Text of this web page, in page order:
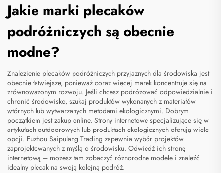
Jakie marki plecaków
podróżniczych są obecnie
modne?
Znalezienie plecaków podróżniczych przyjaznych dla środowiska jest
obecnie łatwiejsze, ponieważ coraz więcej marek koncentruje się na
zrównoważonym rozwoju. Jeśli chcesz podróżować odpowiedzialnie i
chronić środowisko, szukaj produktów wykonanych z materiałów
wtórnych lub wytwarzanych metodami ekologicznymi. Dobrym
początkiem jest zakup online. Strony internetowe specjalizujące się w
artykułach outdoorowych lub produktach ekologicznych oferują wiele
opcji. Fuzhou Saipulang Trading zapewnia wybór projektów
zaprojektowanych z myślą o środowisku. Odwiedź ich stronę
internetową – możesz tam zobaczyć różnorodne modele i znaleźć
idealny plecak na swoją kolejną podróż.